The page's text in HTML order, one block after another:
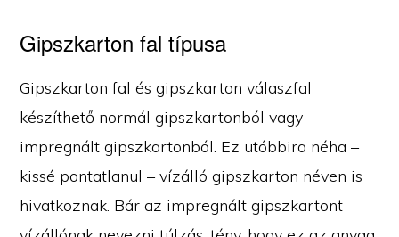
Gipszkarton fal típusa
Gipszkarton fal és gipszkarton válaszfal
készíthető normál gipszkartonból vagy
impregnált gipszkartonból. Ez utóbbira néha –
kissé pontatlanul – vízálló gipszkarton néven is
hivatkoznak. Bár az impregnált gipszkartont